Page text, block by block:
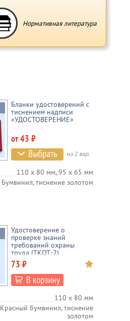
Нормативная литература
Бланки удостоверений с
тиснением надписи
«УДОСТОВЕРЕНИЕ»
от 43 ₽
из 2 вар.
110 х 80 мм, 95 х 65 мм
Бумвинил, тиснение золотом
Удостоверение о
проверке знаний
требований охраны
труда (ТКОТ-2)
73 ₽
110 х 80 мм
Красный бумвинил, тиснение
золотом